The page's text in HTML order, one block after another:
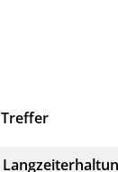
Treffer